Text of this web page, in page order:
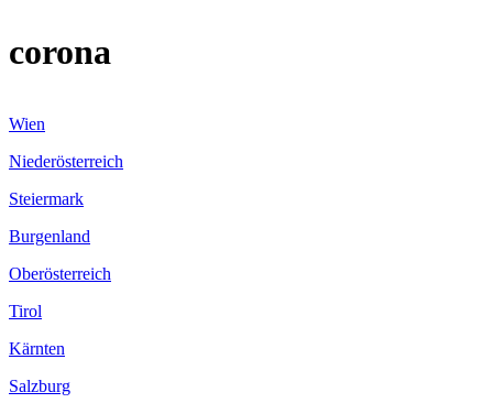
corona
Wien
Niederösterreich
Steiermark
Burgenland
Oberösterreich
Tirol
Kärnten
Salzburg